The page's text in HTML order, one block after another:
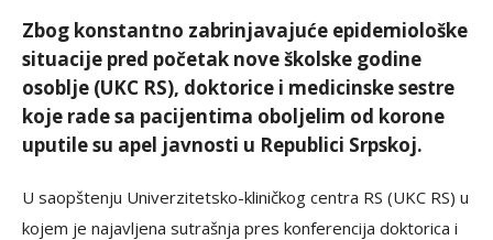
Zbog konstantno zabrinjavajuće epidemiološke
situacije pred početak nove školske godine
osoblje (UKC RS), doktorice i medicinske sestre
koje rade sa pacijentima oboljelim od korone
uputile su apel javnosti u Republici Srpskoj.
U saopštenju Univerzitetsko-kliničkog centra RS (UKC RS) u
kojem je najavljena sutrašnja pres konferencija doktorica i